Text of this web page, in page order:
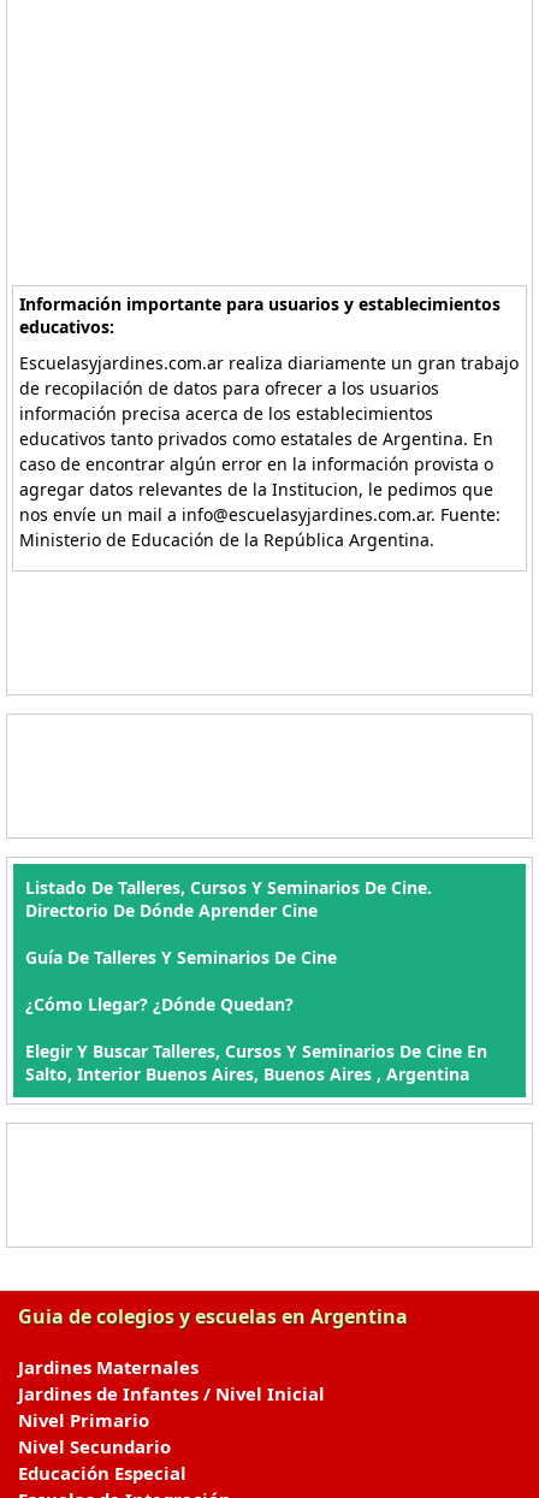
Información importante para usuarios y establecimientos
educativos:
Escuelasyjardines.com.ar realiza diariamente un gran trabajo
de recopilación de datos para ofrecer a los usuarios
información precisa acerca de los establecimientos
educativos tanto privados como estatales de Argentina. En
caso de encontrar algún error en la información provista o
agregar datos relevantes de la Institucion, le pedimos que
nos envíe un mail a info@escuelasyjardines.com.ar. Fuente:
Ministerio de Educación de la República Argentina.
Listado De Talleres, Cursos Y Seminarios De Cine.
Directorio De Dónde Aprender Cine
Guía De Talleres Y Seminarios De Cine
¿Cómo Llegar? ¿Dónde Quedan?
Elegir Y Buscar Talleres, Cursos Y Seminarios De Cine En
Salto, Interior Buenos Aires, Buenos Aires , Argentina
Guia de colegios y escuelas en Argentina
Jardines Maternales
Jardines de Infantes / Nivel Inicial
Nivel Primario
Nivel Secundario
Educación Especial